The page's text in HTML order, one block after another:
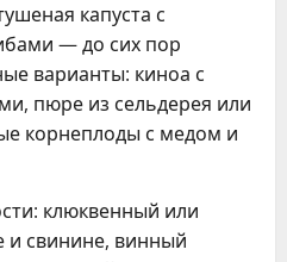
капуста с
— до сих пор
варианты: киноа с
пюре из сельдерея или
корнеплоды с медом и
клюквенный или
свинине, винный